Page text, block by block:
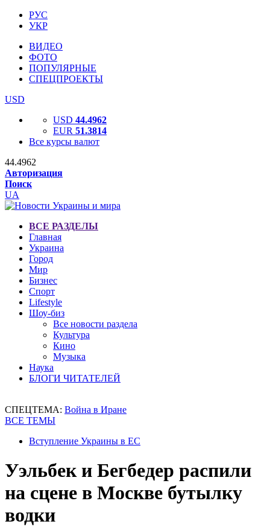
РУС
УКР
ВИДЕО
ФОТО
ПОПУЛЯРНЫЕ
СПЕЦПРОЕКТЫ
USD
USD 44.4962
EUR 51.3814
Все курсы валют
44.4962
Авторизация
Поиск
UA
ВСЕ РАЗДЕЛЫ
Главная
Украина
Город
Мир
Бизнес
Спорт
Lifestyle
Шоу-биз
Все новости раздела
Культура
Кино
Музыка
Наука
БЛОГИ ЧИТАТЕЛЕЙ
СПЕЦТЕМА: Война в Иране
ВСЕ ТЕМЫ
Вступление Украины в ЕС
Уэльбек и Бегбедер распили
на сцене в Москве бутылку
водки